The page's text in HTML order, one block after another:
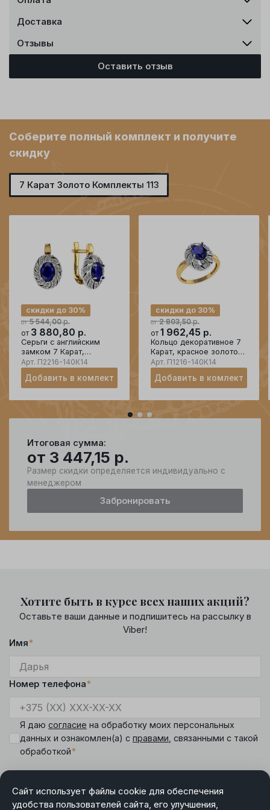
Доставка
Отзывы
Оставить отзыв
Соберите полный комплект и получите
скидку
7 Карат Золото Комплекты 113
от 5 544,00р.
скидки до 30%
от 3 880,80 р.
Серьги с английским
замком 7 Карат,
красное золото 585
проба, вставка корунд
Арт. П2216-140К14
Добавить в комлект
от 2 803,50р.
скидки до 30%
от 1 962,45 р.
Кольцо декоративное 7
Карат, красное золото
585 проба, вставка
корунд
Арт. П1216-140К14
Добавить в комлект
Итоговая сумма:
от 3 447,15 р.
Размер скидки определяется индивидуально с
менеджером
Забронировать
Сайт использует файлы cookie для обеспечения
удобства пользователей сайта, его улучшения,
Хотите быть в курсе всех наших акций?
Оставьте ваши данные и подпишитесь на рассылку в
Viber!
Имя*
Номер телефона*
Я даю согласие на обработку моих персональных
данных и ознакомлен(а) с правами , связанными с такой
обработкой*